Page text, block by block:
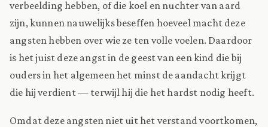
verbeelding hebben, of die koel en nuchter van aard
zijn, kunnen nauwelijks beseffen hoeveel macht deze
angsten hebben over wie ze ten volle voelen. Daardoor
is het juist deze angst in de geest van een kind die bij
ouders in het algemeen het minst de aandacht krijgt
die hij verdient — terwijl hij die het hardst nodig heeft.
Omdat deze angsten niet uit het verstand voortkomen,